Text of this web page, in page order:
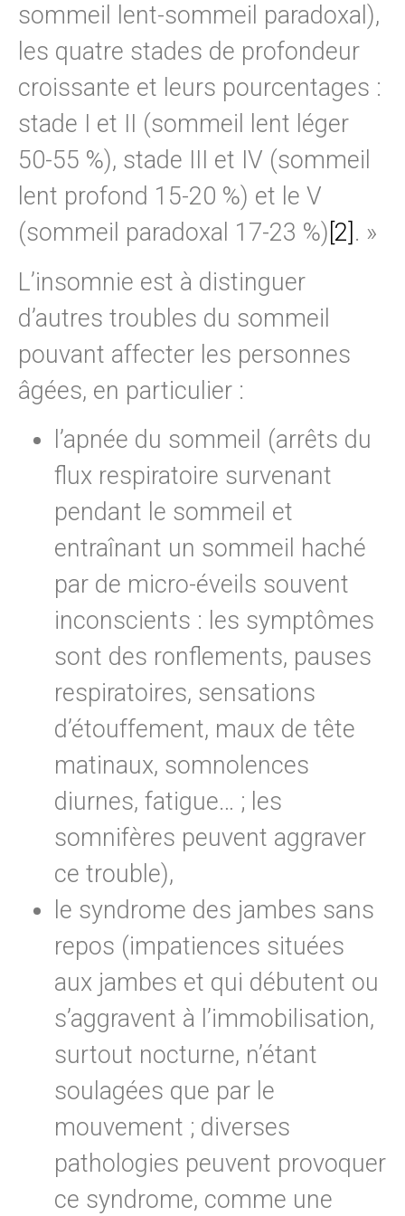
sommeil lent-sommeil paradoxal),
les quatre stades de profondeur
croissante et leurs pourcentages :
stade I et II (sommeil lent léger
50-55 %), stade III et IV (sommeil
lent profond 15-20 %) et le V
(sommeil paradoxal 17-23 %) [2] . »
L’insomnie est à distinguer
d’autres troubles du sommeil
pouvant affecter les personnes
âgées, en particulier :
l’apnée du sommeil (arrêts du
flux respiratoire survenant
pendant le sommeil et
entraînant un sommeil haché
par de micro-éveils souvent
inconscients : les symptômes
sont des ronflements, pauses
respiratoires, sensations
d’étouffement, maux de tête
matinaux, somnolences
diurnes, fatigue… ; les
somnifères peuvent aggraver
ce trouble),
le syndrome des jambes sans
repos (impatiences situées
aux jambes et qui débutent ou
s’aggravent à l’immobilisation,
surtout nocturne, n’étant
soulagées que par le
mouvement ; diverses
pathologies peuvent provoquer
ce syndrome, comme une